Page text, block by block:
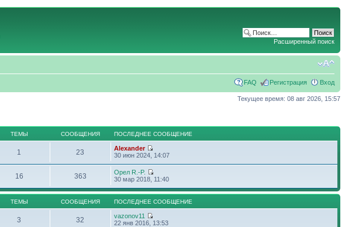
Расширенный поиск
FAQ Регистрация Вход
Текущее время: 08 авг 2026, 15:57
ТЕМЫ СООБЩЕНИЯ ПОСЛЕДНЕЕ СООБЩЕНИЕ
1 23
Alexander
30 июн 2024, 14:07
16 363
Орел R.-P.
30 мар 2018, 11:40
ТЕМЫ СООБЩЕНИЯ ПОСЛЕДНЕЕ СООБЩЕНИЕ
3 32
vazonov11
22 янв 2016, 13:53